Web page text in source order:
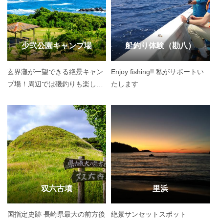
少弐公園キャンプ場
玄界灘が一望できる絶景キャン
プ場！周辺では磯釣りも楽しめ
船釣り体験（勘八）
Enjoy fishing!! 私がサポートい
たします
双六古墳
国指定史跡 長崎県最大の前方後
里浜
絶景サンセットスポット